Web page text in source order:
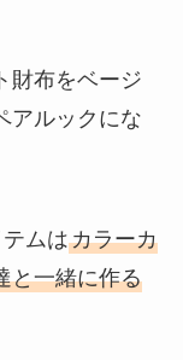
財布をベージ
アルックにな
ムはカラーカ
と一緒に作る